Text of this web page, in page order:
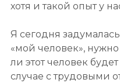
хотя и такой опыт у
Я сегодня
«мой человек»,
ли этот человек
случае с трудовыми